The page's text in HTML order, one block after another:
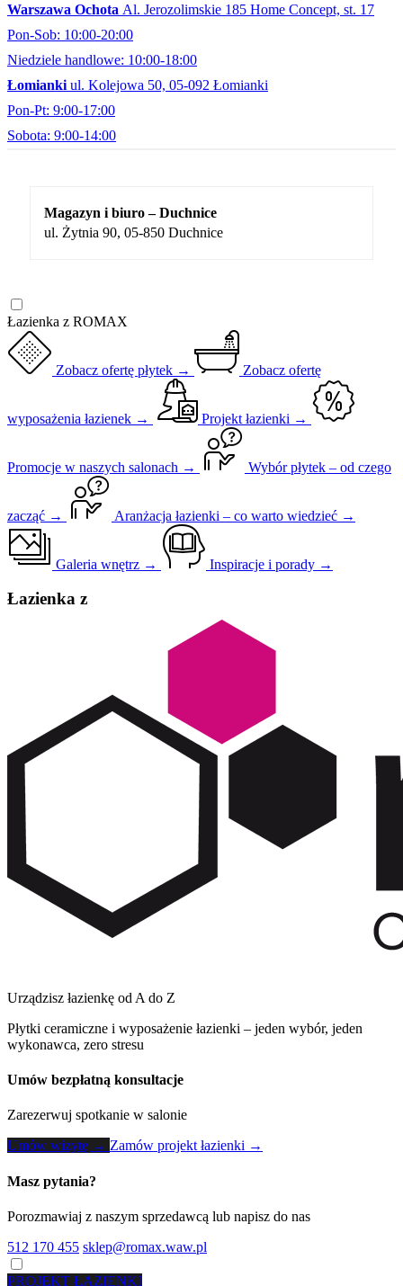
Warszawa Ochota Al. Jerozolimskie 185 Home Concept, st. 17
Pon-Sob: 10:00-20:00
Niedziele handlowe: 10:00-18:00
Łomianki ul. Kolejowa 50, 05-092 Łomianki
Pon-Pt: 9:00-17:00
Sobota: 9:00-14:00
Magazyn i biuro – Duchnice
ul. Żytnia 90, 05-850 Duchnice
Łazienka z ROMAX
Zobacz ofertę płytek → Zobacz ofertę
wyposażenia łazienek → Projekt łazienki →
Promocje w naszych salonach → Wybór płytek – od czego
zacząć → Aranżacja łazienki – co warto wiedzieć →
Galeria wnętrz → Inspiracje i porady →
Łazienka z
Urządzisz łazienkę od A do Z
Płytki ceramiczne i wyposażenie łazienki – jeden wybór, jeden
wykonawca, zero stresu
Umów bezpłatną konsultacje
Zarezerwuj spotkanie w salonie
Umów wizytę → Zamów projekt łazienki →
Masz pytania?
Porozmawiaj z naszym sprzedawcą lub napisz do nas
512 170 455 sklep@romax.waw.pl
PROJEKT ŁAZIENKI